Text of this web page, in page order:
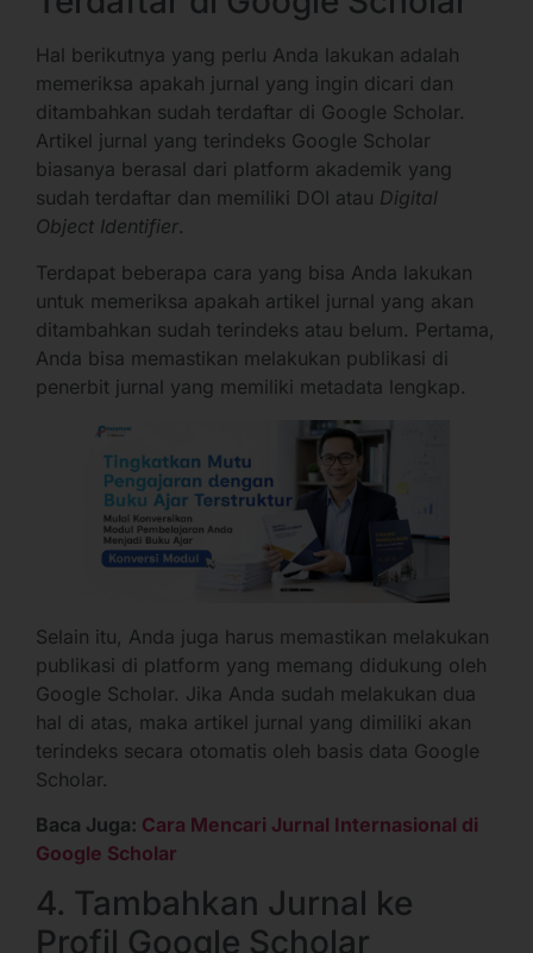
Hal berikutnya yang perlu Anda lakukan adalah
memeriksa apakah jurnal yang ingin dicari dan
ditambahkan sudah terdaftar di Google Scholar.
Artikel jurnal yang terindeks Google Scholar
biasanya berasal dari platform akademik yang
sudah terdaftar dan memiliki DOI atau Digital
Object Identifier.
Terdapat beberapa cara yang bisa Anda lakukan
untuk memeriksa apakah artikel jurnal yang akan
ditambahkan sudah terindeks atau belum. Pertama,
Anda bisa memastikan melakukan publikasi di
penerbit jurnal yang memiliki metadata lengkap.
Selain itu, Anda juga harus memastikan melakukan
publikasi di platform yang memang didukung oleh
Google Scholar. Jika Anda sudah melakukan dua
hal di atas, maka artikel jurnal yang dimiliki akan
terindeks secara otomatis oleh basis data Google
Scholar.
Baca Juga: Cara Mencari Jurnal Internasional di
Google Scholar
4. Tambahkan Jurnal ke
Profil Google Scholar